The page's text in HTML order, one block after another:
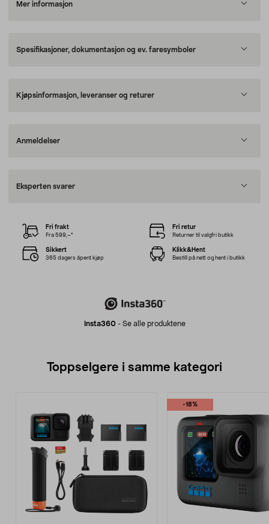
Mer informasjon
Spesifikasjoner, dokumentasjon og ev. faresymboler
Kjøpsinformasjon, leveranser og returer
Anmeldelser
Eksperten svarer
Insta360- Se alle produktene
Fri frakt
Fra 599,–*
Fri retur
Returner til valgfri butikk
Sikkert
365 dagers åpent kjøp
Klikk&Hent
Bestill på nett og hent i butikk
Toppselgere i samme kategori
-18%